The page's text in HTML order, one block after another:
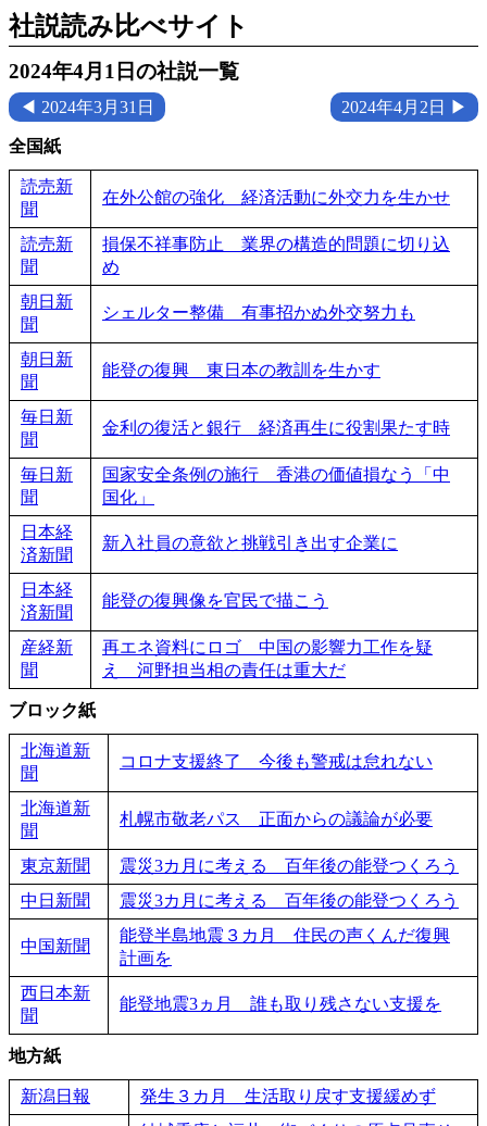
社説読み比べサイト
2024年4月1日の社説一覧
◀ 2024年3月31日 2024年4月2日 ▶
全国紙
読売新
聞
在外公館の強化 経済活動に外交力を生かせ
読売新
聞
損保不祥事防止 業界の構造的問題に切り込
め
朝日新
聞
シェルター整備 有事招かぬ外交努力も
朝日新
聞
能登の復興 東日本の教訓を生かす
毎日新
聞
金利の復活と銀行 経済再生に役割果たす時
毎日新
聞
国家安全条例の施行 香港の価値損なう「中
国化」
日本経
済新聞
新入社員の意欲と挑戦引き出す企業に
日本経
済新聞
能登の復興像を官民で描こう
産経新
聞
再エネ資料にロゴ 中国の影響力工作を疑
え 河野担当相の責任は重大だ
ブロック紙
北海道新
聞
コロナ支援終了 今後も警戒は怠れない
北海道新
聞
札幌市敬老パス 正面からの議論が必要
東京新聞
震災3カ月に考える 百年後の能登つくろう
中日新聞
震災3カ月に考える 百年後の能登つくろう
中国新聞
能登半島地震３カ月 住民の声くんだ復興
計画を
西日本新
聞
能登地震3ヵ月 誰も取り残さない支援を
地方紙
新潟日報 発生３カ月 生活取り戻す支援緩めず